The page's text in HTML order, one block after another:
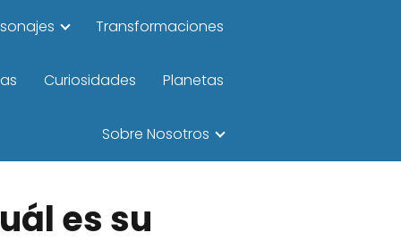
Transformaciones
Curiosidades Planetas
Sobre Nosotros
es su